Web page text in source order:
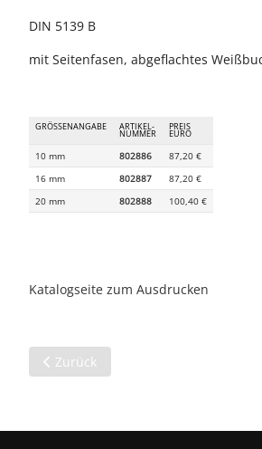
DIN 5139 B
mit Seitenfasen, abgeflachtes
GRÖSSENANGABE ARTIKEL-
NUMMER
PREIS
EURO
10 mm 802886
87,20 €
16 mm
802887
87,20 €
20 mm
802888 100,40 €
Katalogseite zum Ausdrucken
Vorheriger Beitrag: Schlitzmeißel
Zurück